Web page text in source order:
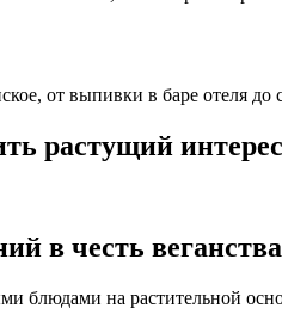
от выпивки в баре отеля до
растущий интерес
в честь веганства
блюдами на растительной